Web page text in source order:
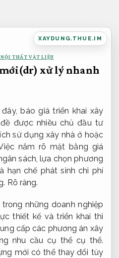
XAYDUNG.THUE.IM
THẤT VẬT LIỆU
xử lý nhanh
báo giá triển khai xây
được nhiều chủ đầu tư
sử dụng xây nhà ở hoặc
nắm rõ mặt bằng giá
sách, lựa chọn phương
hạn chế phát sinh chi phí
Rõ ràng.
những doanh nghiệp
thiết kế và triển khai thi
cấp các phương án xây
nhu cầu cụ thể cụ thể.
mới có thể thay đổi tùy